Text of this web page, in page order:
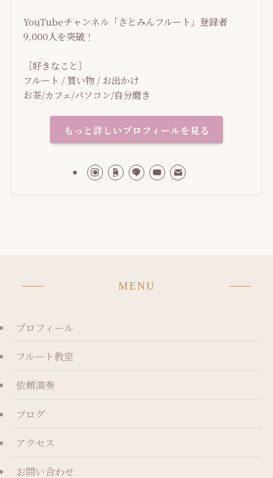
YouTubeチャンネル「さとみんフルート」登録者
9,000人を突破！
［好きなこと］
フルート / 買い物 / お出かけ
お茶/カフェ/パソコン/自分磨き
もっと詳しいプロフィールを見る
MENU
プロフィール
フルート教室
依頼演奏
ブログ
アクセス
お問い合わせ